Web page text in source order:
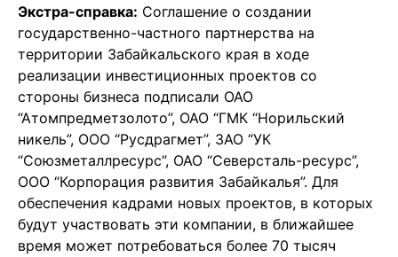
Экстра-справка: Соглашение о создании
государственно-частного партнерства на
территории Забайкальского края в ходе
реализации инвестиционных проектов со
стороны бизнеса подписали ОАО
“Атомпредметзолото”, ОАО “ГМК “Норильский
никель”, ООО “Русдрагмет”, ЗАО “УК
“Союзметаллресурс”, ОАО “Северсталь-ресурс”,
ООО “Корпорация развития Забайкалья”. Для
обеспечения кадрами новых проектов, в которых
будут участвовать эти компании, в ближайшее
время может потребоваться более 70 тысяч